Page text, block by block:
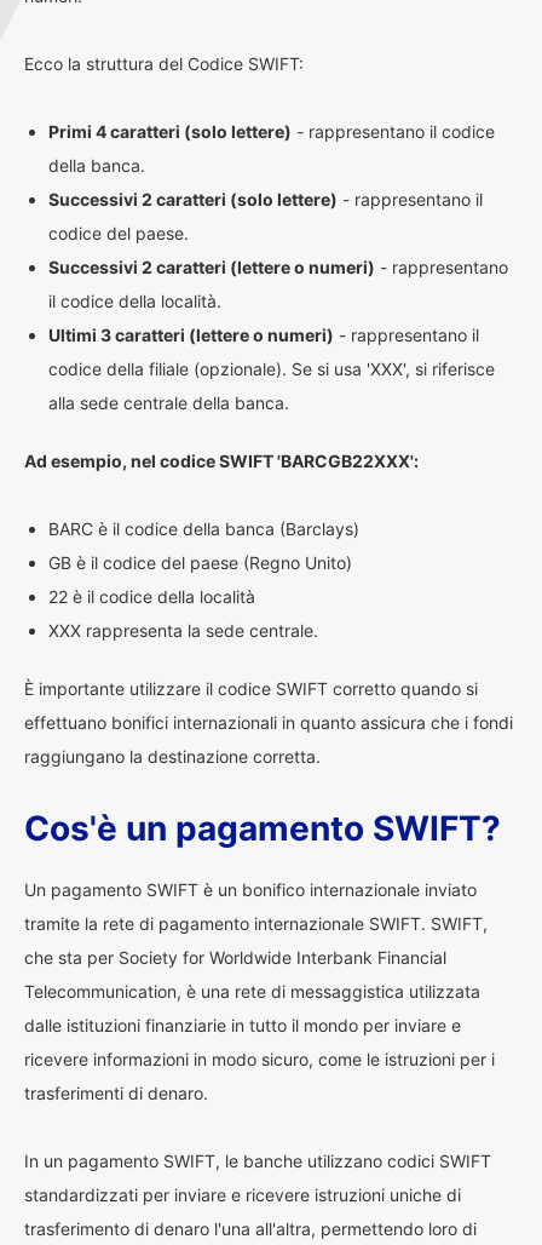
Ecco la struttura del Codice SWIFT:
Primi 4 caratteri (solo lettere) - rappresentano il codice
della banca.
Successivi 2 caratteri (solo lettere) - rappresentano il
codice del paese.
Successivi 2 caratteri (lettere o numeri) - rappresentano
il codice della località.
Ultimi 3 caratteri (lettere o numeri) - rappresentano il
codice della filiale (opzionale). Se si usa 'XXX', si riferisce
alla sede centrale della banca.
Ad esempio, nel codice SWIFT 'BARCGB22XXX':
BARC è il codice della banca (Barclays)
GB è il codice del paese (Regno Unito)
22 è il codice della località
XXX rappresenta la sede centrale.
È importante utilizzare il codice SWIFT corretto quando si
effettuano bonifici internazionali in quanto assicura che i fondi
raggiungano la destinazione corretta.
Cos'è un pagamento SWIFT?
Un pagamento SWIFT è un bonifico internazionale inviato
tramite la rete di pagamento internazionale SWIFT. SWIFT,
che sta per Society for Worldwide Interbank Financial
Telecommunication, è una rete di messaggistica utilizzata
dalle istituzioni finanziarie in tutto il mondo per inviare e
ricevere informazioni in modo sicuro, come le istruzioni per i
trasferimenti di denaro.
In un pagamento SWIFT, le banche utilizzano codici SWIFT
standardizzati per inviare e ricevere istruzioni uniche di
trasferimento di denaro l'una all'altra, permettendo loro di